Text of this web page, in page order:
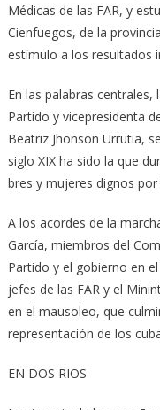
Mé­dicas de las FAR, y
Cienfuegos, de la
estímulo a los resultados
En las palabras
Partido y vicepresidenta
Bea­triz Jhonson Urrutia,
siglo XIX ha sido la que
bres y mujeres dignos
A los acordes de la
García, miembros del
Partido y el gobierno en
jefes de las FAR y el
en el mausoleo, que
representación de los
EN DOS RIOS